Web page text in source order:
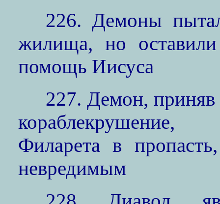
226. Демоны
жилища, но
помощь Иисуса
227. Демон, приняв
кораблекрушение,
Филарета в
невредимым